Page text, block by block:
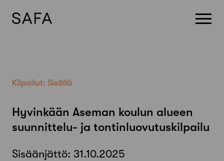
Kilpailut: Sisällä
Hyvinkään Aseman koulun alueen
suunnittelu- ja tontinluovutuskilpailu
Sisäänjättö: 31.10.2025